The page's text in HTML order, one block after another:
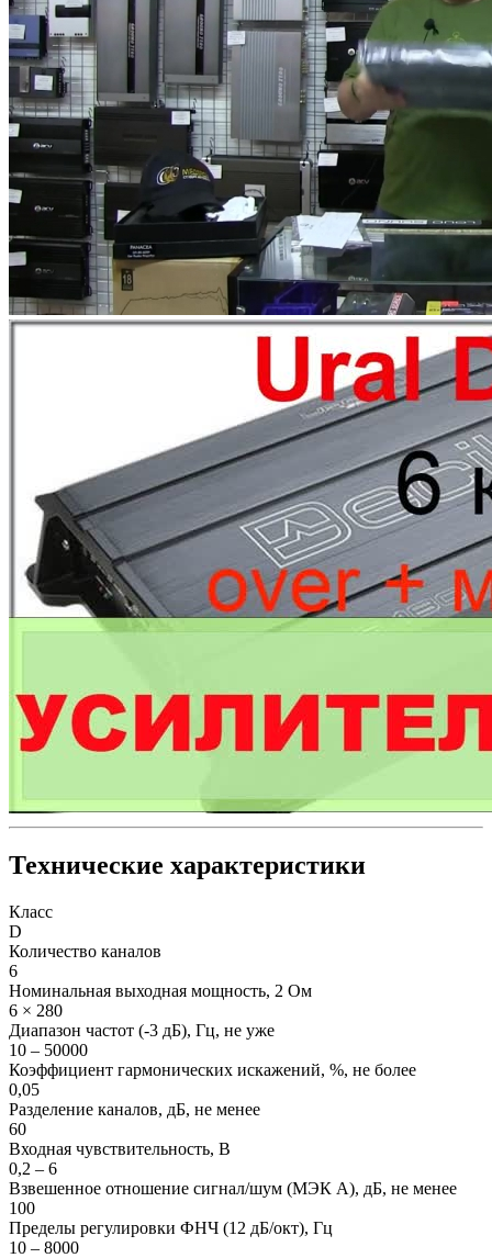
Технические характеристики
Класс
D
Количество каналов
6
Номинальная выходная мощность, 2 Ом
6 × 280
Диапазон частот (-3 дБ), Гц, не уже
10 – 50000
Коэффициент гармонических искажений, %, не более
0,05
Разделение каналов, дБ, не менее
60
Входная чувствительность, В
0,2 – 6
Взвешенное отношение сигнал/шум (МЭК А), дБ, не менее
100
Пределы регулировки ФНЧ (12 дБ/окт), Гц
10 – 8000